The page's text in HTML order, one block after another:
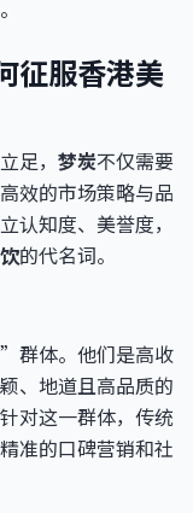
征服香港美
足， 梦炭不仅需要
效的市场策略与品
认知度、美誉度，
的代名词。
群体。他们是高收
、地道且高品质的
对这一群体，传统
准的口碑营销和社